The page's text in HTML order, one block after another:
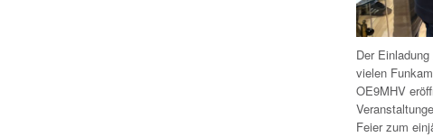
Der
vielen
OE9MHV
Feier zum